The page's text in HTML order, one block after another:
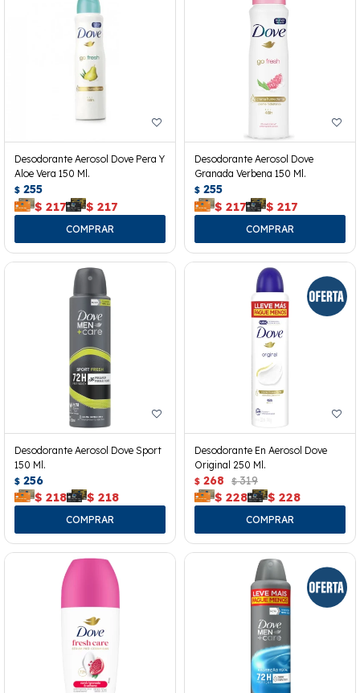
Desodorante Aerosol Dove Pera Y
Aloe Vera 150 Ml.
$ 255
$ 217 $ 217
Desodorante Aerosol Dove
Granada Verbena 150 Ml.
$ 255
$ 217 $ 217
Desodorante Aerosol Dove Sport
150 Ml.
$ 256
$ 218 $ 218
Desodorante En Aerosol Dove
Original 250 Ml.
$ 268 $ 319
$ 228 $ 228